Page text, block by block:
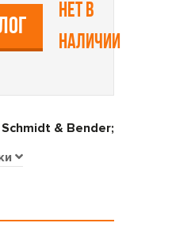
Нет в
наличии
Schmidt & Bender;